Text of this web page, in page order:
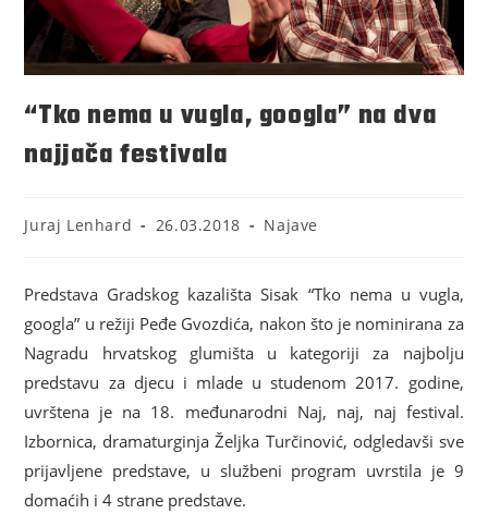
“Tko nema u vugla, googla” na dva
najjača festivala
Juraj Lenhard 26.03.2018 Najave
Predstava Gradskog kazališta Sisak “Tko nema u vugla,
googla” u režiji Peđe Gvozdića, nakon što je nominirana za
Nagradu hrvatskog glumišta u kategoriji za najbolju
predstavu za djecu i mlade u studenom 2017. godine,
uvrštena je na 18. međunarodni Naj, naj, naj festival.
Izbornica, dramaturginja Željka Turčinović, odgledavši sve
prijavljene predstave, u službeni program uvrstila je 9
domaćih i 4 strane predstave.